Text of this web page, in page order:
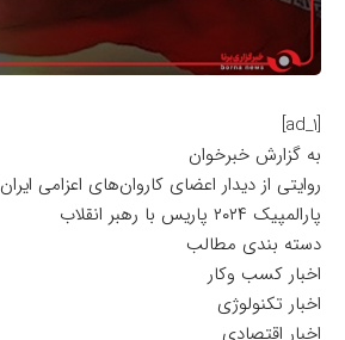
[ad_1]
به گزارش خبرخوان
روایتی از دیدار اعضای کاروان‌های اعزامی
پارالمپیک ۲۰۲۴ پاریس با رهبر انقلاب
دسته بندی مطالب
اخبار کسب وکار
اخبار تکنولوژی
اخبار اقتصادی